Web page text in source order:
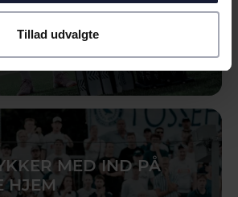
Tillad udvalgte
MED IND PÅ
HJEM